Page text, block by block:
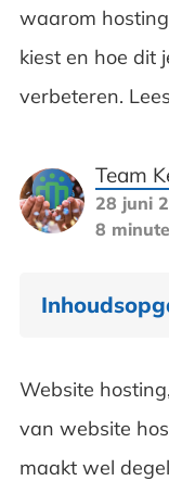
waarom
kiest en hoe dit
verbeteren.
Team
28 juni
8
in Google
Welke
Website
van website
maakt wel